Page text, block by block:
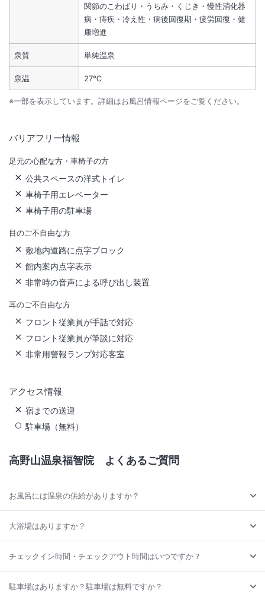
関節のこわばり・うちみ・くじき・慢性消化器
病・痔疾・冷え性・病後回復期・疲労回復・健
康増進
泉質 単純温泉
泉温 27℃
※一部を表示しています。詳細はお風呂情報ページをご覧ください。
バリアフリー情報
足元の心配な方・車椅子の方
公共スペースの洋式トイレ
車椅子用エレベーター
車椅子用の駐車場
目のご不自由な方
敷地内道路に点字ブロック
館内案内点字表示
非常時の音声による呼び出し装置
耳のご不自由な方
フロント従業員が手話で対応
フロント従業員が筆談に対応
非常用警報ランプ対応客室
アクセス情報
宿までの送迎
駐車場（無料）
高野山温泉福智院よくあるご質問
お風呂には温泉の供給がありますか？
大浴場はありますか？
チェックイン時間・チェックアウト時間はいつですか？
駐車場はありますか？駐車場は無料ですか？